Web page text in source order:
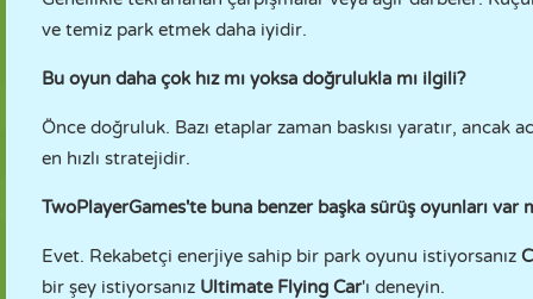
ve temiz park etmek daha iyidir.
Bu oyun daha çok hız mı yoksa doğrulukla mı ilgili?
Önce doğruluk. Bazı etaplar zaman baskısı yaratır,
en hızlı stratejidir.
TwoPlayerGames'te buna benzer başka sürüş oyunları var
Evet. Rekabetçi enerjiye sahip bir park oyunu istiyorsanız
bir şey istiyorsanız Ultimate Flying Car'ı deneyin.